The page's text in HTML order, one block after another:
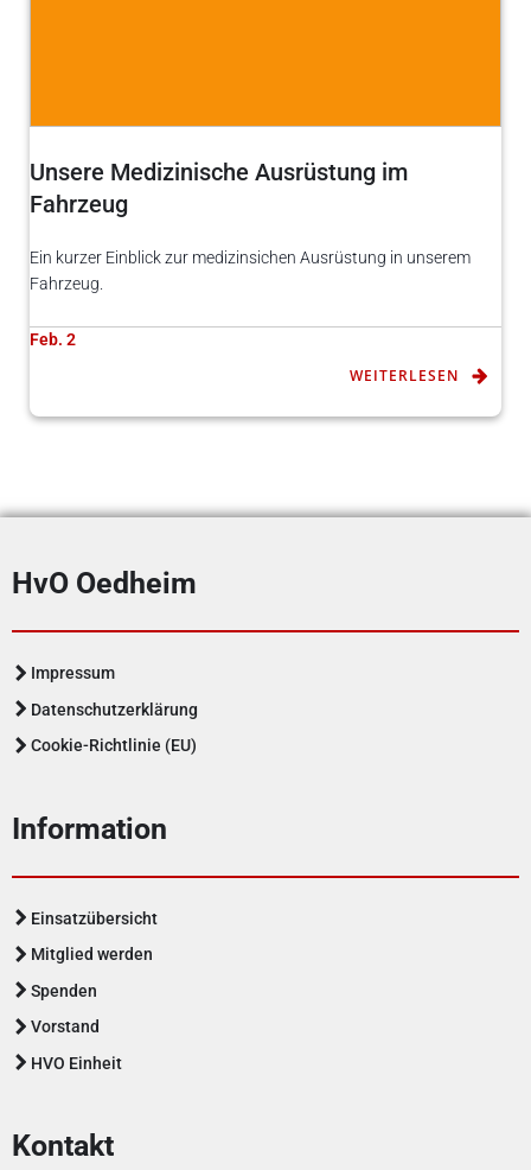
Unsere Medizinische Ausrüstung im
Fahrzeug
Ein kurzer Einblick zur medizinsichen Ausrüstung in unserem
Fahrzeug.
Feb. 2
WEITERLESEN
HvO Oedheim
Impressum
Datenschutzerklärung
Cookie-Richtlinie (EU)
Information
Einsatzübersicht
Mitglied werden
Spenden
Vorstand
HVO Einheit
Kontakt